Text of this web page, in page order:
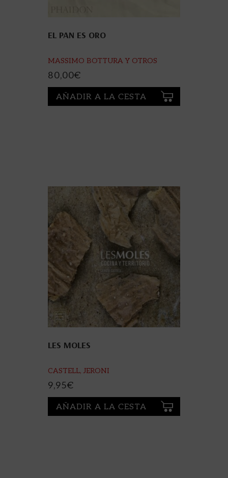
EL PAN ES ORO
MASSIMO BOTTURA Y OTROS
80,00€
AÑADIR A LA CESTA
LES MOLES
CASTELL, JERONI
9,95€
AÑADIR A LA CESTA